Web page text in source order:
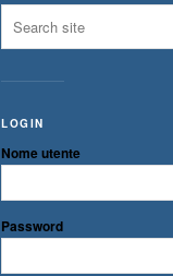
LOGIN
Nome utente
Password